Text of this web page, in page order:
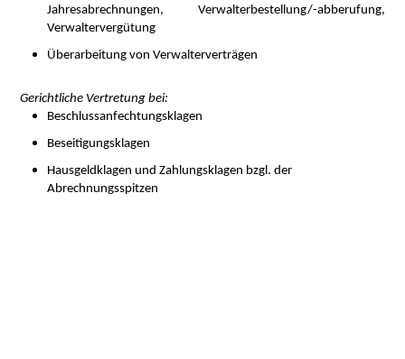
Jahresabrechnungen, Verwalterbestellung/-abberufung,
Verwaltervergütung
Überarbeitung von Verwalterverträgen
Gerichtliche Vertretung bei:
Beschlussanfechtungsklagen
Beseitigungsklagen
Hausgeldklagen und Zahlungsklagen bzgl. der
Abrechnungsspitzen